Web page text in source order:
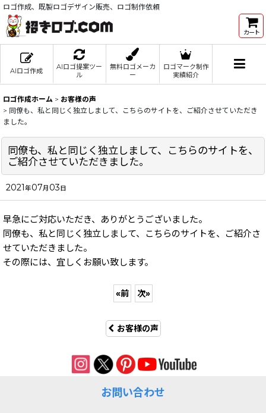
ロゴ作成、既製ロゴデザイン販売、ロゴ制作依頼
カート
AIロゴ作成
AIロゴ提案ツー
ル
無料ロゴメーカ
ー
ロゴマーク制作
実績紹介
ロゴ作成ホーム > お客様の声
> 同僚も、私と同じく独立しまして、こちらのサイトを、ご紹介させていただき
ました。
同僚も、私と同じく独立しまして、こちらのサイトを、
ご紹介させていただきました。
2021年07月 03日
早急にご対応いただき、ありがとうございました。
同僚も、私と同じく独立しまして、こちらのサイトを、ご紹介さ
せていただきました。
その際には、宜しくお願い致します。
«前 次»
お客様の声
お問い合わせ